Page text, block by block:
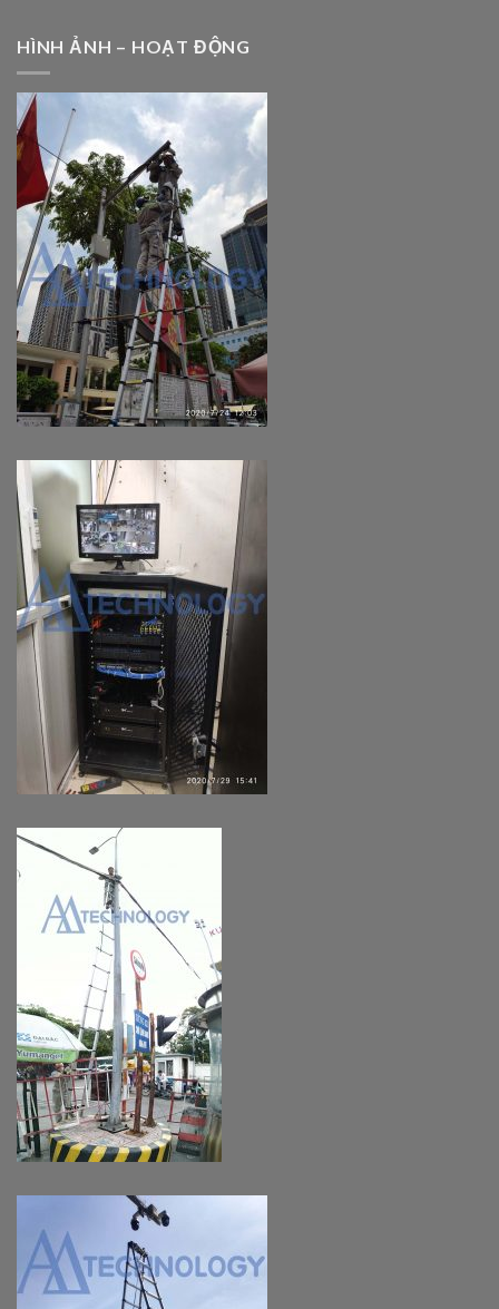
HÌNH ẢNH – HOẠT ĐỘNG